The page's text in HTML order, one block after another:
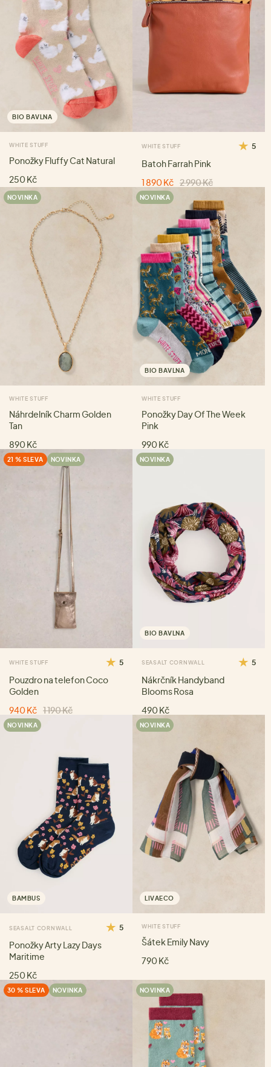
BIO BAVLNA
WHITE STUFF
Ponožky Fluffy Cat Natural
250 Kč
WHITE STUFF 5
Batoh Farrah Pink
1 890 Kč 2 990 Kč
NOVINKA
WHITE STUFF
Náhrdelník Charm Golden
Tan
890 Kč
NOVINKA
BIO BAVLNA
WHITE STUFF
Ponožky Day Of The Week
Pink
990 Kč
21 % SLEVA NOVINKA
WHITE STUFF 5
Pouzdro na telefon Coco
Golden
940 Kč 1 190 Kč
NOVINKA
BIO BAVLNA
SEASALT CORNWALL 5
Nákrčník Handyband
Blooms Rosa
490 Kč
NOVINKA
BAMBUS
SEASALT CORNWALL 5
Ponožky Arty Lazy Days
Maritime
250 Kč
NOVINKA
LIVAECO
WHITE STUFF
Šátek Emily Navy
790 Kč
30 % SLEVA NOVINKA NOVINKA